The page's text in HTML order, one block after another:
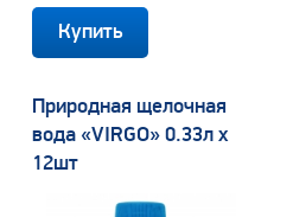
Природная щелочная
вода «VIRGO» 0.33л х
12шт